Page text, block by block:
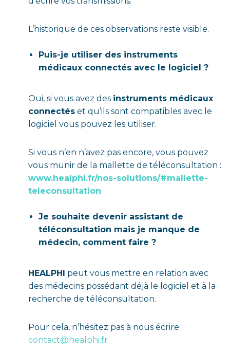
L’historique de ces observations reste visible.
Puis-je utiliser des instruments
médicaux connectés avec le logiciel ?
Oui, si vous avez des instruments médicaux
connectés et qu’ils sont compatibles avec le
logiciel vous pouvez les utiliser.
Si vous n’en n’avez pas encore, vous pouvez
vous munir de la mallette de téléconsultation :
www.healphi.fr/nos-solutions/#mallette-
teleconsultation
Je souhaite devenir assistant de
téléconsultation mais je manque de
médecin, comment faire ?
HEALPHI peut vous mettre en relation avec
des médecins possédant déjà le logiciel et à la
recherche de téléconsultation.
Pour cela, n’hésitez pas à nous écrire :
contact@healphi.fr